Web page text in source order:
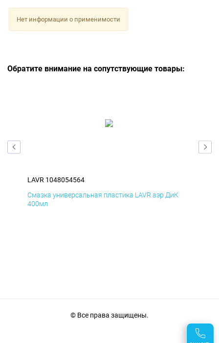
Нет информации о применимости
Обратите внимание на сопутствующие товары:
LAVR 1048054564
Смазка универсальная пластика LAVR аэр ДиК
400мл
© Все права защищены.